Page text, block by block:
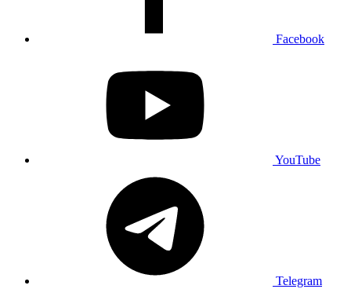
Facebook
YouTube
Telegram